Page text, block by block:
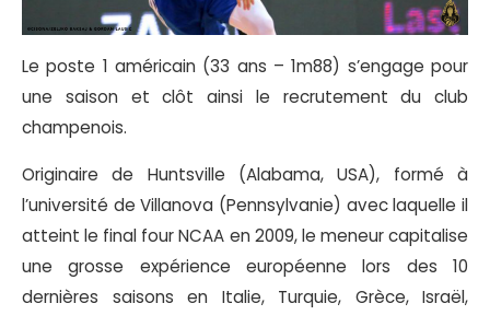
Le poste 1 américain (33 ans – 1m88) s’engage pour
une saison et clôt ainsi le recrutement du club
champenois.
Originaire de Huntsville (Alabama, USA), formé à
l’université de Villanova (Pennsylvanie) avec laquelle il
atteint le final four NCAA en 2009, le meneur capitalise
une grosse expérience européenne lors des 10
dernières saisons en Italie, Turquie, Grèce, Israël,